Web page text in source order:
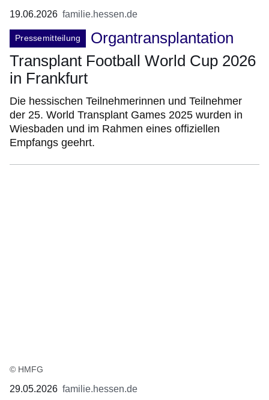
19.06.2026 familie.hessen.de
Pressemitteilung
Organtransplantation
Transplant Football World Cup 2026
in Frankfurt
Die hessischen Teilnehmerinnen und Teilnehmer
der 25. World Transplant Games 2025 wurden in
Wiesbaden und im Rahmen eines offiziellen
Empfangs geehrt.
© HMFG
29.05.2026 familie.hessen.de